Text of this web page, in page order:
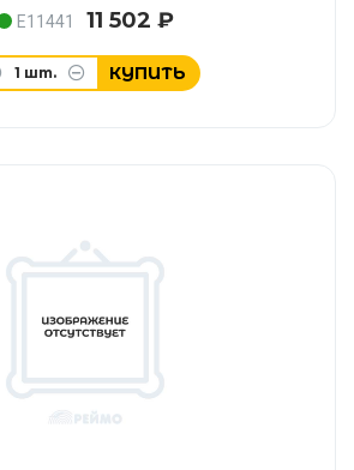
E11441 11 502 ₽
1 шт. КУПИТЬ